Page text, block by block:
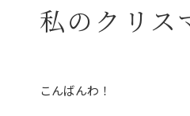
私のクリ
こんばんわ！